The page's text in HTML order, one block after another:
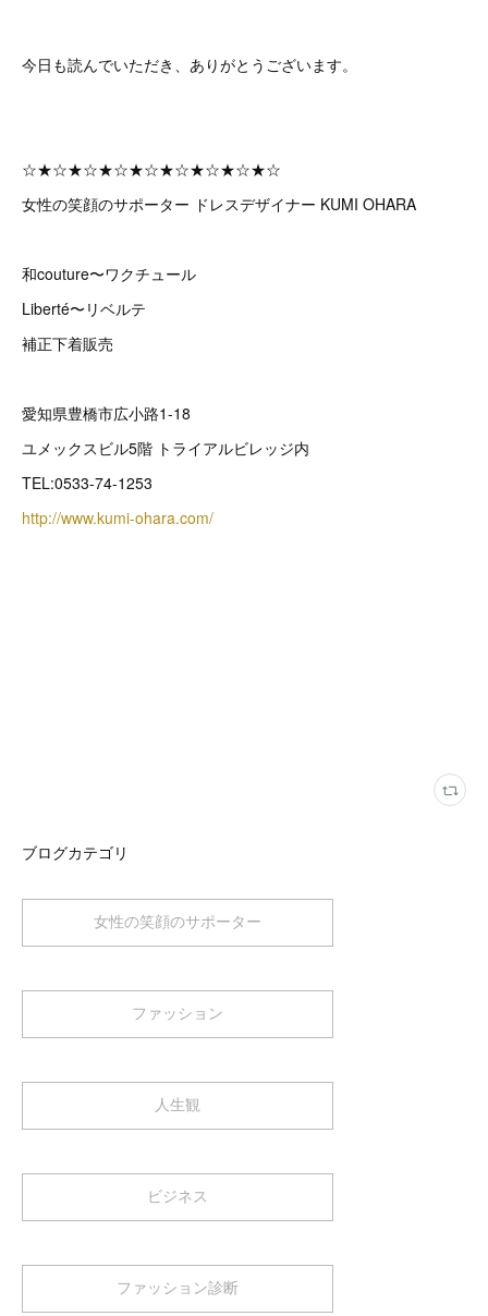
今日も読んでいただき、ありがとうございます。
☆★☆★☆★☆★☆★☆★☆★☆★☆
女性の笑顔のサポーター ドレスデザイナー KUMI OHARA
和couture〜ワクチュール
Liberté〜リベルテ
補正下着販売
愛知県豊橋市広小路1-18
ユメックスビル5階 トライアルビレッジ内
TEL:0533-74-1253
http://www.kumi-ohara.com/
ブログカテゴリ
女性の笑顔のサポーター
ファッション
人生観
ビジネス
ファッション診断